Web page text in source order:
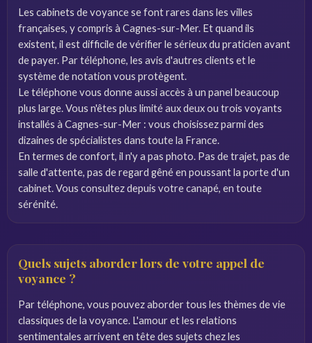
Les cabinets de voyance se font rares dans les villes
françaises, y compris à Cagnes-sur-Mer. Et quand ils
existent, il est difficile de vérifier le sérieux du praticien avant
de payer. Par téléphone, les avis d'autres clients et le
système de notation vous protègent.
Le téléphone vous donne aussi accès à un panel beaucoup
plus large. Vous n'êtes plus limité aux deux ou trois voyants
installés à Cagnes-sur-Mer : vous choisissez parmi des
dizaines de spécialistes dans toute la France.
En termes de confort, il n'y a pas photo. Pas de trajet, pas de
salle d'attente, pas de regard gêné en poussant la porte d'un
cabinet. Vous consultez depuis votre canapé, en toute
sérénité.
Quels sujets aborder lors de votre appel de
voyance ?
Par téléphone, vous pouvez aborder tous les thèmes de vie
classiques de la voyance. L'amour et les relations
sentimentales arrivent en tête des sujets chez les